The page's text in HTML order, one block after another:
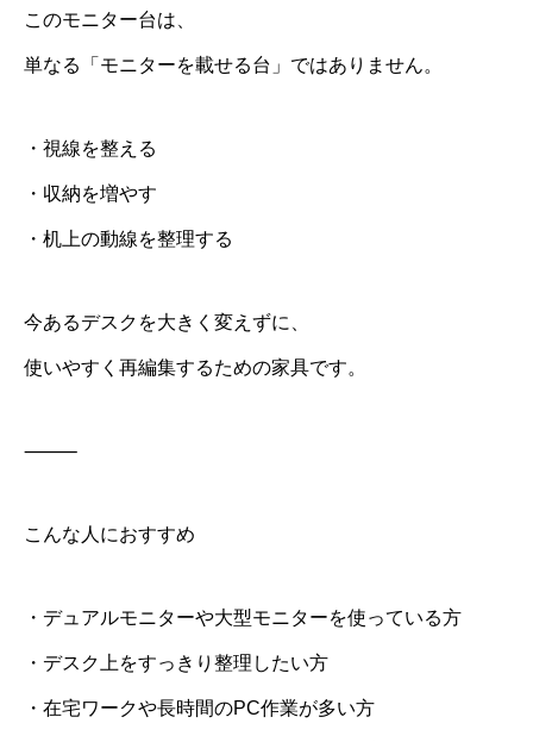
このモニター台は、
単なる「モニターを載せる台」ではありません。
・視線を整える
・収納を増やす
・机上の動線を整理する
今あるデスクを大きく変えずに、
使いやすく再編集するための家具です。
⸻
こんな人におすすめ
・デュアルモニターや大型モニターを使っている方
・デスク上をすっきり整理したい方
・在宅ワークや長時間のPC作業が多い方